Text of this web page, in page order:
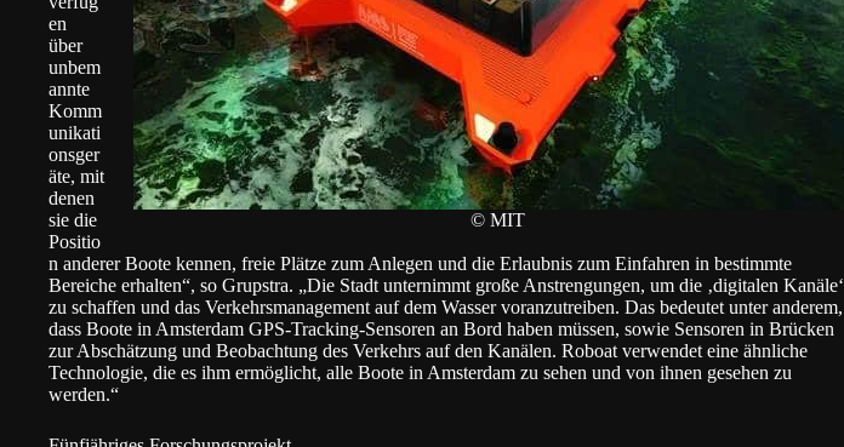
© MIT
en
über
unbem
annte
Komm
unikati
onsger
äte, mit
denen
sie die
Positio
n anderer Boote kennen, freie Plätze zum Anlegen und die Erlaubnis zum Einfahren in bestimmte
Bereiche erhalten“, so Grupstra. „Die Stadt unternimmt große Anstrengungen, um die ‚digitalen Kanäle‘
zu schaffen und das Verkehrsmanagement auf dem Wasser voranzutreiben. Das bedeutet unter anderem,
dass Boote in Amsterdam GPS-Tracking-Sensoren an Bord haben müssen, sowie Sensoren in Brücken
zur Abschätzung und Beobachtung des Verkehrs auf den Kanälen. Roboat verwendet eine ähnliche
Technologie, die es ihm ermöglicht, alle Boote in Amsterdam zu sehen und von ihnen gesehen zu
werden.“